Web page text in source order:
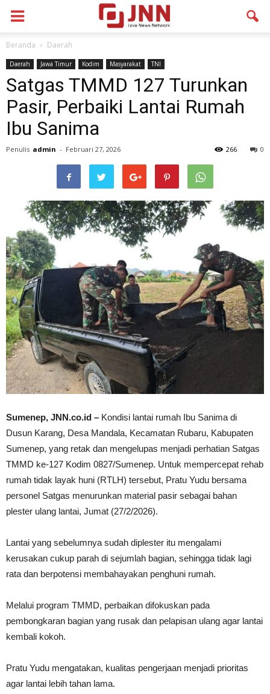
Beranda Daerah
Daerah Jawa Timur Kodim Masyarakat TNI
Satgas TMMD 127 Turunkan
Pasir, Perbaiki Lantai Rumah
Ibu Sanima
Penulis admin - Februari 27, 2026 0
266
Sumenep, JNN.co.id – Kondisi lantai rumah Ibu Sanima di
Dusun Karang, Desa Mandala, Kecamatan Rubaru, Kabupaten
Sumenep, yang retak dan mengelupas menjadi perhatian Satgas
TMMD ke-127 Kodim 0827/Sumenep. Untuk mempercepat rehab
rumah tidak layak huni (RTLH) tersebut, Pratu Yudu bersama
personel Satgas menurunkan material pasir sebagai bahan
plester ulang lantai, Jumat (27/2/2026).
Lantai yang sebelumnya sudah diplester itu mengalami
kerusakan cukup parah di sejumlah bagian, sehingga tidak lagi
rata dan berpotensi membahayakan penghuni rumah.
Melalui program TMMD, perbaikan difokuskan pada
pembongkaran bagian yang rusak dan pelapisan ulang agar lantai
kembali kokoh.
Pratu Yudu mengatakan, kualitas pengerjaan menjadi prioritas
agar lantai lebih tahan lama.